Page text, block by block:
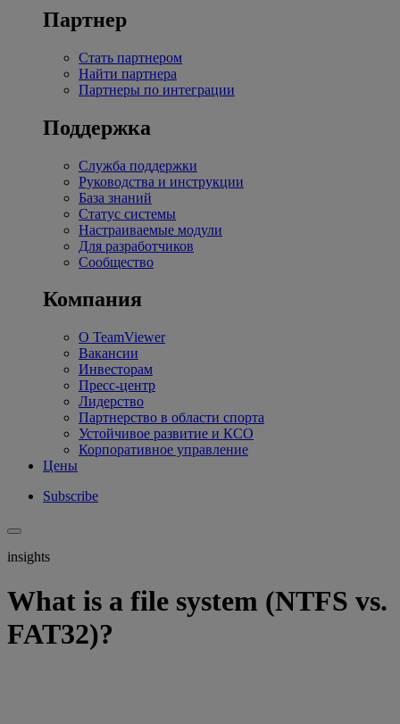
Партнер
Стать партнером
Найти партнера
Партнеры по интеграции
Поддержка
Служба поддержки
Руководства и инструкции
База знаний
Статус системы
Настраиваемые модули
Для разработчиков
Сообщество
Компания
О TeamViewer
Вакансии
Инвесторам
Пресс-центр
Лидерство
Партнерство в области спорта
Устойчивое развитие и КСО
Корпоративное управление
Цены
Subscribe
insights
What is a file system (NTFS vs.
FAT32)?